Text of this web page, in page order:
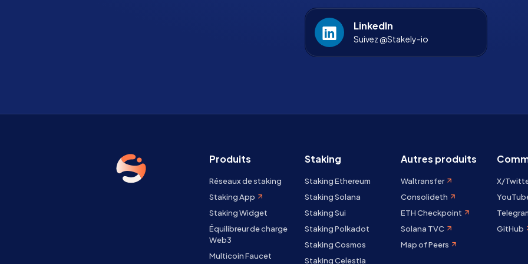
LinkedIn
Suivez @Stakely-io
Produits
Réseaux de staking
Staking App
Staking Widget
Équilibreur de charge
Web3
Multicoin Faucet
Staking
Staking Ethereum
Staking Solana
Staking Sui
Staking Polkadot
Staking Cosmos
Staking Celestia
Autres produits
Waltransfer
Consolideth
ETH Checkpoint
Solana TVC
Map of Peers
X/
GitHub